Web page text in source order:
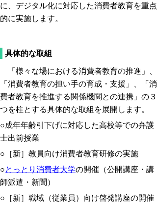
に、デジタル化に対応した消費者教育を重点
的に実施します。
具体的な取組
「様々な場における消費者教育の推進」、
「消費者教育の担い手の育成・支援」、「消
費者教育を推進する関係機関との連携」の３
つを柱とする具体的な取組を展開します。
○成年年齢引下げに対応した高校等での弁護
士出前授業
○［新］教員向け消費者教育研修の実施
○とっとり消費者大学の開催（公開講座・講
師派遣・新聞）
○［新］職域（従業員）向け啓発講座の開催